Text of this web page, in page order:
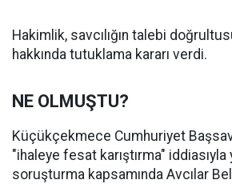
Hakimlik, savcılığın talebi
hakkında tutuklama kararı verdi.
NE OLMUŞTU?
Küçükçekmece Cumhuriyet
"ihaleye fesat karıştırma"
soruşturma kapsamında Avcılar